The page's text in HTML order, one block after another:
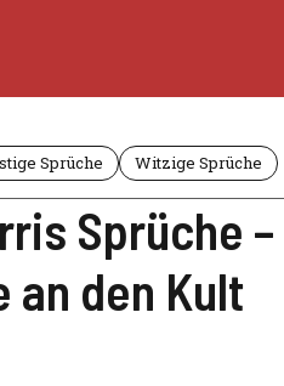
Sprüche Witzige Sprüche
Sprüche –
an den Kult